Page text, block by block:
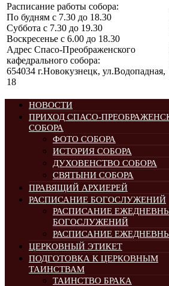
Расписание работы собора:
По будням с 7.30 до 18.30
Суббота с 7.30 до 19.30
Воскресенье с 6.00 до 18.30
Адрес Спасо-Преображенского
кафедрального собора:
654034 г.Новокузнецк, ул.Водопадная,
18
НОВОСТИ
ПРИХОД СПАСО-
СОБОРА
ФОТО СОБОРА
ИСТОРИЯ СОБОРА
ДУХОВЕНСТВО СОБОРА
СВЯТЫНИ СОБОРА
ПРАВЯЩИЙ АРХИЕРЕЙ
РАСПИСАНИЕ БОГОСЛУЖЕНИЙ
РАСПИСАНИЕ
БОГОСЛУЖЕНИЙ
РАСПИСАНИЕ
ЦЕРКОВНЫЙ ЭТИКЕТ
ПОДГОТОВКА К ЦЕРКОВНЫМ
ТАИНСТВАМ
ТАИНСТВО БРАКА